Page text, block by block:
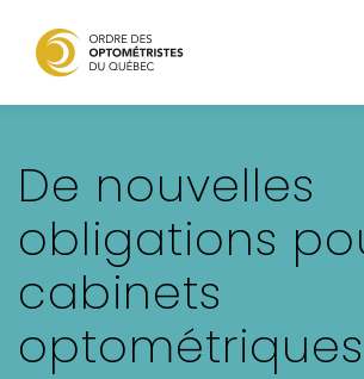
contenu
De nouvelles
obligations
cabinets
optométriques